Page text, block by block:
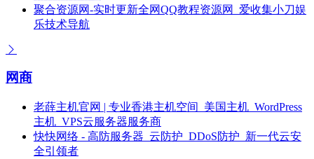
聚合资源网-实时更新全网QQ教程资源网_爱收集小刀娱
乐技术导航
网商
老薛主机官网 | 专业香港主机空间_美国主机_WordPress
主机_VPS云服务器服务商
快快网络 - 高防服务器_云防护_DDoS防护_新一代云安
全引领者